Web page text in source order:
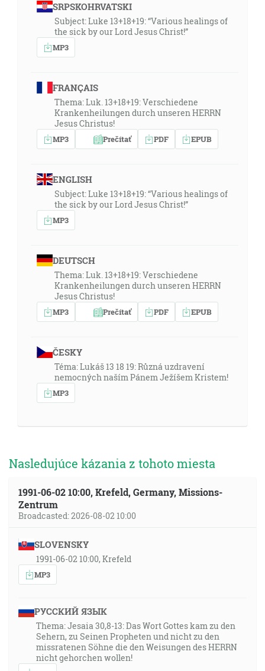
SRPSKOHRVATSKI
Subject: Luke 13+18+19: “Various healings of
the sick by our Lord Jesus Christ!”
MP3
FRANÇAIS
Thema: Luk. 13+18+19: Verschiedene
Krankenheilungen durch unseren HERRN
Jesus Christus!
MP3 Prečítať PDF EPUB
ENGLISH
Subject: Luke 13+18+19: “Various healings of
the sick by our Lord Jesus Christ!”
MP3
DEUTSCH
Thema: Luk. 13+18+19: Verschiedene
Krankenheilungen durch unseren HERRN
Jesus Christus!
MP3 Prečítať PDF EPUB
ČESKY
Téma: Lukáš 13 18 19: Různá uzdravení
nemocných naším Pánem Ježíšem Kristem!
MP3
Nasledujúce kázania z tohoto miesta
1991-06-02 10:00, Krefeld, Germany, Missions-
Zentrum
Broadcasted: 2026-08-02 10:00
SLOVENSKY
1991-06-02 10:00, Krefeld
MP3
РУССКИЙ ЯЗЫК
Thema: Jesaia 30,8-13: Das Wort Gottes kam zu den
Sehern, zu Seinen Propheten und nicht zu den
missratenen Söhne die den Weisungen des HERRN
nicht gehorchen wollen!